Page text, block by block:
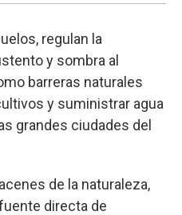
regulan la
y sombra al
barreras naturales
y suministrar agua
grandes ciudades del
de la naturaleza,
directa de